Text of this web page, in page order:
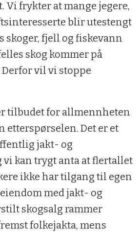
Vi frykter at mange jegere,
blir utestengt
skoger, fjell og fiskevann
skog kommer på
vil vi stoppe
tilbudet for allmennheten
etterspørselen. Det er et
jakt- og
vi kan trygt anta at flertallet
ikke har tilgang til egen
med jakt- og
skogsalg rammer
folkejakta, mens